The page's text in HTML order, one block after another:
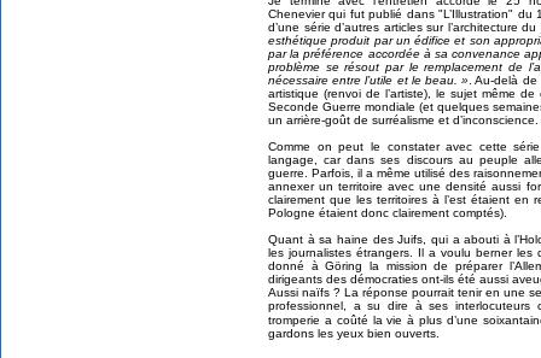
Chenevier qui fut publié dans "L’Illustration" du
d’une série d’autres articles sur l’architecture
esthétique produit par un édifice et son
par la préférence accordée à sa convenance
problème se résout par le remplacement de
nécessaire entre l’utile et le beau. ». Au-delà de
artistique (renvoi de l’artiste), le sujet même
Seconde Guerre mondiale (et quelques
un arrière-goût de surréalisme et d’inconscience.
Comme on peut le constater avec cette
langage, car dans ses discours au peuple
guerre. Parfois, il a même utilisé des
annexer un territoire avec une densité aussi
clairement que les territoires à l’est étaient
Pologne étaient donc clairement comptés).
Quant à sa haine des Juifs, qui a abouti à
les journalistes étrangers. Il a voulu berner
donné à Göring la mission de préparer
dirigeants des démocraties ont-ils été aussi
Aussi naïfs ? La réponse pourrait tenir en une
professionnel, a su dire à ses interlocuteurs
tromperie a coûté la vie à plus d’une
gardons les yeux bien ouverts.